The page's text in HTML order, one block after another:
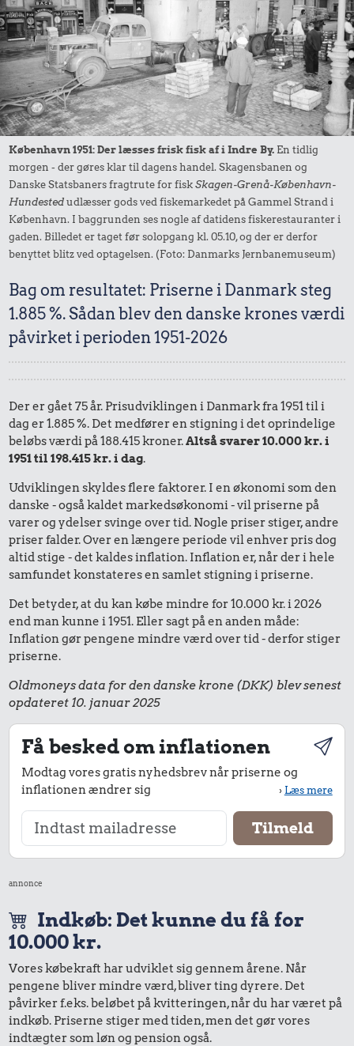
København 1951: Der læsses frisk fisk af i Indre By. En tidlig
morgen - der gøres klar til dagens handel. Skagensbanen og
Danske Statsbaners fragtrute for fiskSkagen-Grenå-København-
Hundestedudlæsser gods ved fiskemarkedet på Gammel Strand i
København. I baggrunden ses nogle af datidens fiskerestauranter i
gaden. Billedet er taget før solopgang kl. 05.10, og der er derfor
benyttet blitz ved optagelsen. (Foto: Danmarks Jernbanemuseum)
Bag om resultatet: Priserne i Danmark steg
1.885 %. Sådan blev den danske krones værdi
påvirket i perioden 1951-2026
Der er gået 75 år. Prisudviklingen i Danmark fra 1951 til i
dag er 1.885 %. Det medfører en stigning i det oprindelige
beløbs værdi på 188.415 kroner.Altså svarer 10.000 kr. i
1951 til 198.415 kr. i dag.
Udviklingen skyldes flere faktorer. I en økonomi som den
danske - også kaldet markedsøkonomi - vil priserne på
varer og ydelser svinge over tid. Nogle priser stiger, andre
priser falder. Over en længere periode vil enhver pris dog
altid stige - det kaldes inflation. Inflation er, når der i hele
samfundet konstateres en samlet stigning i priserne.
Det betyder, at du kan købe mindre for 10.000 kr. i 2026
end man kunne i 1951. Eller sagt på en anden måde:
Inflation gør pengene mindre værd over tid - derfor stiger
priserne.
Oldmoneys data for den danske krone (DKK) blev senest
opdateret 10. januar 2025
Få besked om inflationen
Modtag vores gratis nyhedsbrev når priserne og
inflationen ændrer sig
›Læs mere
annonce
Indkøb: Det kunne du få for
10.000 kr.
Vores købekraft har udviklet sig gennem årene. Når
pengene bliver mindre værd, bliver ting dyrere. Det
påvirker f.eks. beløbet på kvitteringen, når du har været på
indkøb. Priserne stiger med tiden, men det gør vores
indtægter som løn og pension også.